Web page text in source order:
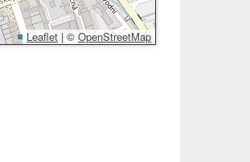
Leaflet | © OpenStreetMap